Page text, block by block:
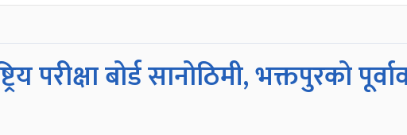
परीक्षा बोर्ड सानोठिमी, भक्तपुरको